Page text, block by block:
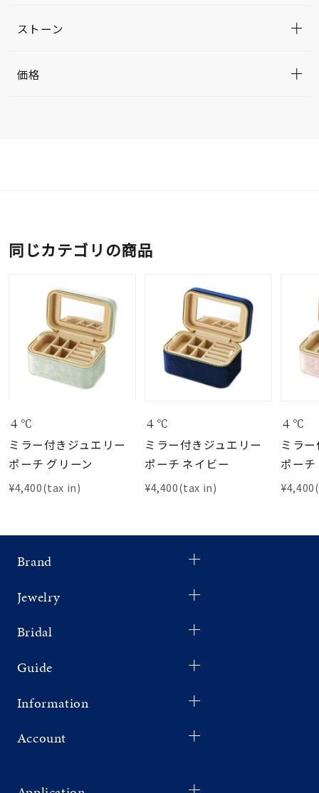
ストーン
価格
同じカテゴリの商品
４℃
ミラー付きジュエリー
ポーチ グリーン
¥4,400(tax in)
４℃
ミラー付きジュエリー
ポーチ ネイビー
¥4,400(tax in)
４℃
ミラ
ポー
Brand
Jewelry
Bridal
Guide
Information
Account